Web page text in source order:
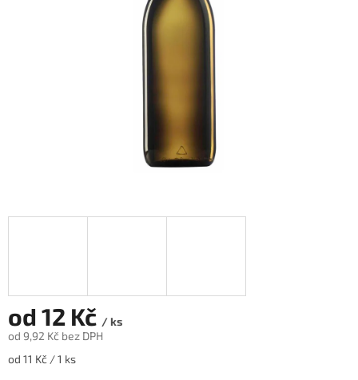
od 12 Kč / ks
od 9,92 Kč bez DPH
Měrná
od 11 Kč / 1 ks